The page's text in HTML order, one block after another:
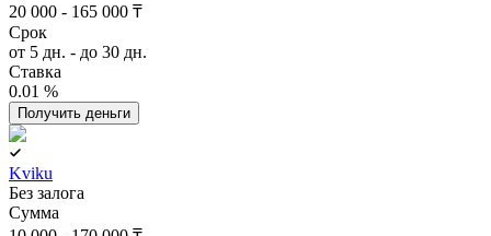
20 000 - 165 000 ₸
Срок
от 5 дн. - до 30 дн.
Ставка
0.01 %
Получить деньги
Kviku
Без залога
Сумма